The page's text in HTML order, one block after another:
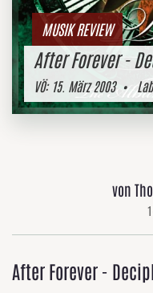
MUSIK REVIEW
After Forever -
VÖ:15. März 2003•
von
After Forever -